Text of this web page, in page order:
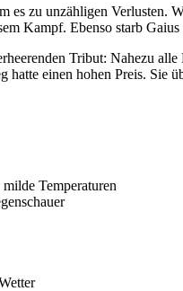
es zu unzähligen
Kampf. Ebenso starb
Tribut: Nahezu
hatte einen hohen Preis. Sie
Temperaturen